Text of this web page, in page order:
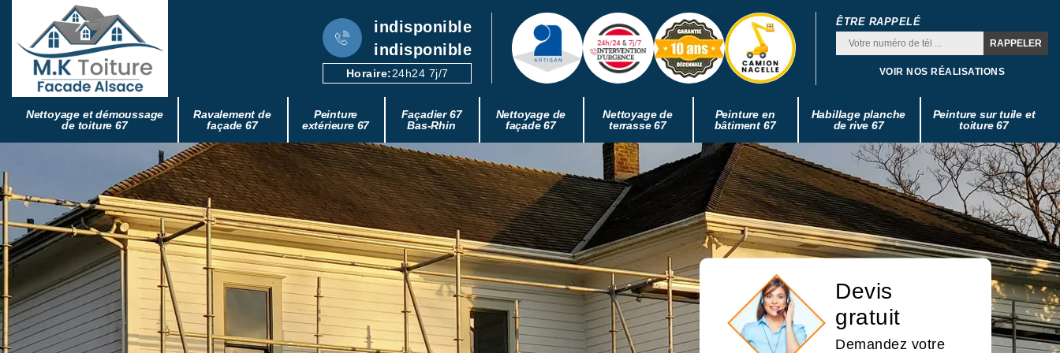
indisponible
indisponible
Horaire:24h24 7j/7
ÊTRE RAPPELÉ
VOIR NOS RÉALISATIONS
Nettoyage et démoussage
de toiture 67
Ravalement de
façade 67
Peinture
extérieure 67
Façadier 67
Bas-Rhin
Nettoyage de
façade 67
Nettoyage de
terrasse 67
Peinture en
bâtiment 67
Habillage planche
de rive 67
Peinture sur tuile et
toiture 67
Devis
gratuit
Demandez votre